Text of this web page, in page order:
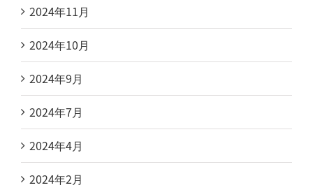
2024年11月
2024年10月
2024年9月
2024年7月
2024年4月
2024年2月